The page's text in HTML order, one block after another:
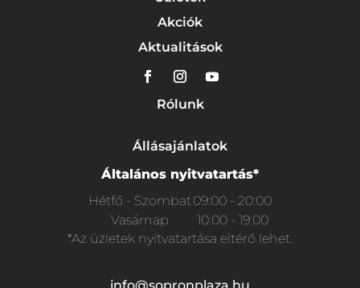
Akciók
Aktualitások
Rólunk
Állásajánlatok
Általános nyitvatartás*
Hétfő - Szombat09:00 - 20:00
Vasárnap
10:00 - 19:00
*Az üzletek nyitvatartása eltérő lehet.